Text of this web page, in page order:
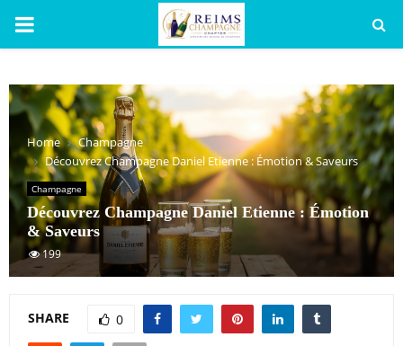
PRIMARY
Home
Champagne
Découvrez Champagne Daniel Etienne : Émotion & Saveurs
Champagne
Découvrez Champagne Daniel Etienne : Émotion
& Saveurs
199
SHARE 0